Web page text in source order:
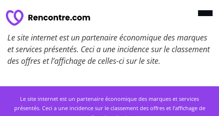
Le site internet est un partenaire économique des marques
et services présentés. Ceci a une incidence sur le classement
des offres et l’affichage de celles-ci sur le site.
Le site internet est un partenaire économique des marques et services
présentés. Ceci a une incidence sur le classement des offres et l’affichage de